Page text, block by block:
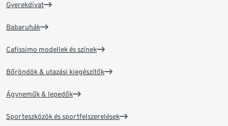
Gyerekdivat
Babaruhák
Cafissimo modellek és színek
Bőröndök & utazási kiegészítők
Ágyneműk & lepedők
Sporteszközök és sportfelszerelések